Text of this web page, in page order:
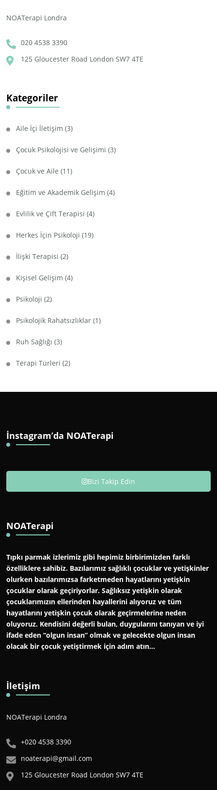
NOATerapi Londra
020 4538 3390
125 Gloucester Road London SW7 4TE
Kategoriler
Aile İçi İletişim (3)
Çocuk Psikolojisi ve Gelişimi (3)
Çocuk ve Aile (11)
Eğitim ve Akademik Gelişim (4)
Evlilik ve Çift Terapisi (4)
Herkes İçin Psikoloji (19)
İlişki Terapisi (2)
Kişisel Gelişim (4)
Psikoloji (2)
Psikolojik Rahatsızlıklar (1)
Ruh Sağlığı (3)
Terapi Türleri (2)
İnstagram’da NOATerapi
Bizi Takip Edin
NOATerapi
Tıpkı parmak izlerimiz gibi hepimiz birbirimizden farklı
özelliklere sahibiz. Bazılarımız sağlıklı çocuklar ve yetişkinler
olurken bazılarımızsa farketmeden hayatlarını yetişkin
çocuklar olarak geçiriyorlar. Sağlıksız yetişkin olarak
çocuklarımızın ellerinden hayallerini alıyoruz ve tüm
hayatlarını yetişkin çocuk olarak geçirmelerine neden
oluyoruz. Kendisini değerli bulan, duygularını tanıyan ve iyi
ifade eden “olgun insan” olmak ve gelecekte olgun insan
olacak bir çocuk yetiştirmek için adım atın…
İletişim
NOATerapi Londra
+020 4538 3390
noaterapi@gmail.com
125 Gloucester Road London SW7 4TE